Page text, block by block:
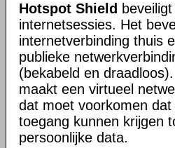
Hotspot Shield
internetsessies. Het
internetverbinding thuis
publieke
(bekabeld en
maakt een virtueel
dat moet voorkomen dat
toegang kunnen krijgen
persoonlijke data.